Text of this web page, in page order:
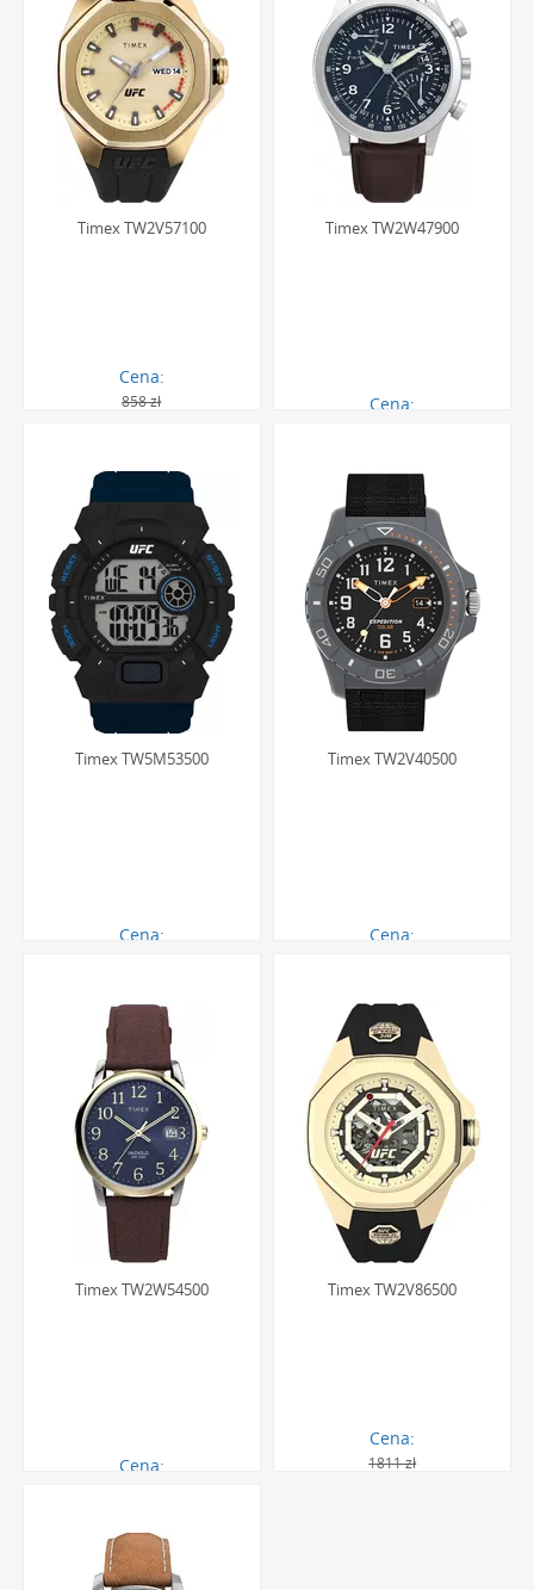
Timex TW2V57100
Cena:
858 zł
Timex TW2W47900
Cena:
Timex TW5M53500
Cena:
Timex TW2V40500
Cena:
Timex TW2W54500
Cena:
Timex TW2V86500
Cena:
1811 zł